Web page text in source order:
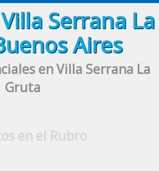
Serrana La
Aires
en Villa Serrana La
Gruta
en el Rubro